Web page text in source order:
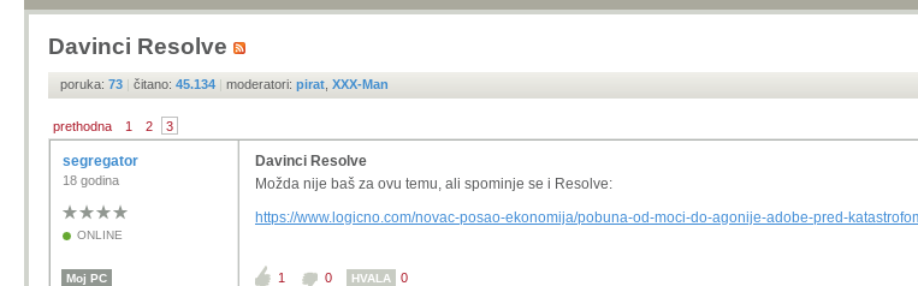
Davinci Resolve
poruka: 73 | čitano: 45.134 | moderatori: pirat XXX-Man
prethodna 1 2 3
segregator
18 godina
ONLINE
Davinci Resolve
Možda nije baš za ovu temu, ali spominje se i Resolve:
https://www.logicno.com/novac-posao-ekonomija/pobuna-od-moci-do-agonije-adobe-pred-
Moj PC 1 0 HVALA 0